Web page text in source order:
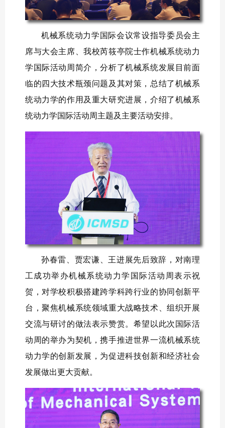
机械系统动力学国际会议常设指导委员会主
席与大会主席、我校芮筱亭院士作机械系统动力
学国际活动周简介，分析了机械系统发展目前面
临的四大技术瓶颈问题及其对策，总结了机械系
统动力学的作用及重大研究进展，介绍了机械系
统动力学国际活动周主题及主要活动安排。
孙春雷、贾宏谦、王进展先后致辞，对南理
工成功举办机械系统动力学国际活动周表示祝
贺，对学校积极搭建跨学科跨行业的协同创新平
台，聚焦机械系统领域重大战略技术、组织开展
交流与研讨的做法表示赞赏。希望以此次国际活
动周的举办为契机，携手推进世界一流机械系统
动力学的创新发展，为促进科技创新和经济社会
发展做出更大贡献。